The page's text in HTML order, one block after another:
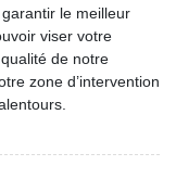
le meilleur
viser votre
de notre
zone d’intervention